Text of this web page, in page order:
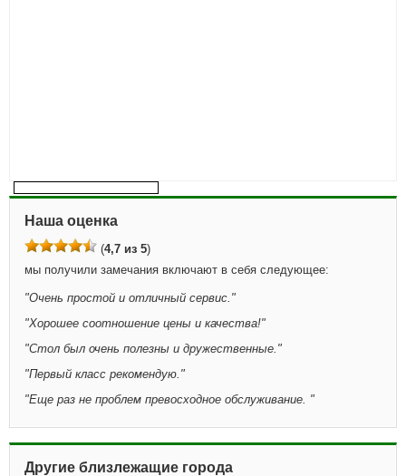
Наша оценка
(4,7 из 5)
мы получили замечания включают в себя следующее:
"Очень простой и отличный сервис. "
"Хорошее соотношение цены и качества!"
"Стол был очень полезны и дружественные. "
"Первый класс рекомендую. "
"Еще раз не проблем превосходное обслуживание. "
Другие близлежащие города